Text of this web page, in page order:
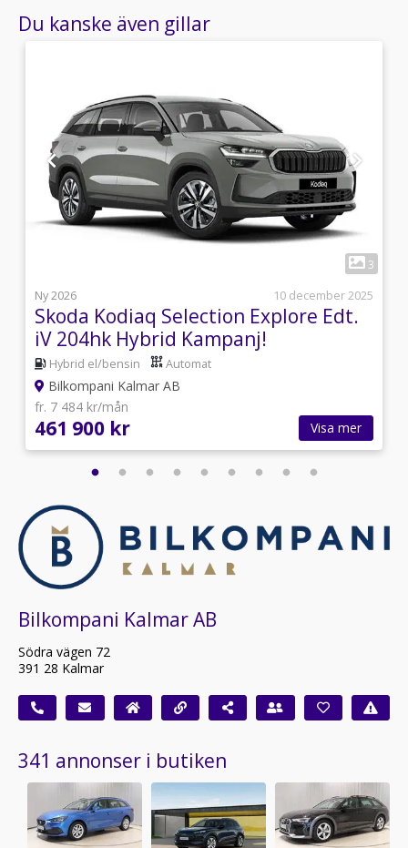
Du kanske även gillar
3
Ny 2026
10 december 2025
Skoda Kodiaq Selection Explore Edt.
iV 204hk Hybrid Kampanj!
Hybrid el/bensin Automat
Bilkompani Kalmar AB
fr. 7 484 kr/mån
461 900 kr Visa mer
Bilkompani Kalmar AB
Södra vägen 72
391 28 Kalmar
341 annonser i butiken